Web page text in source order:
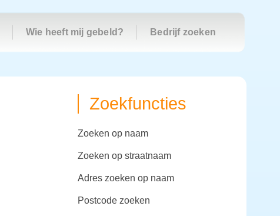
Wie heeft mij gebeld? Bedrijf zoeken
Zoekfuncties
zoeken op naam
zoeken op straatnaam
adres zoeken op naam
postcode zoeken